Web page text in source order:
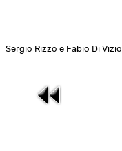
Sergio Rizzo e Fabio Di Vizio